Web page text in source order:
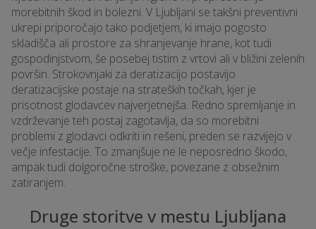
morebitnih škod in bolezni. V Ljubljani se takšni preventivni
ukrepi priporočajo tako podjetjem, ki imajo pogosto
skladišča ali prostore za shranjevanje hrane, kot tudi
gospodinjstvom, še posebej tistim z vrtovi ali v bližini zelenih
površin. Strokovnjaki za deratizacijo postavijo
deratizacijske postaje na strateških točkah, kjer je
prisotnost glodavcev najverjetnejša. Redno spremljanje in
vzdrževanje teh postaj zagotavlja, da so morebitni
problemi z glodavci odkriti in rešeni, preden se razvijejo v
večje infestacije. To zmanjšuje ne le neposredno škodo,
ampak tudi dolgoročne stroške, povezane z obsežnim
zatiranjem.
Druge storitve v mestu Ljubljana